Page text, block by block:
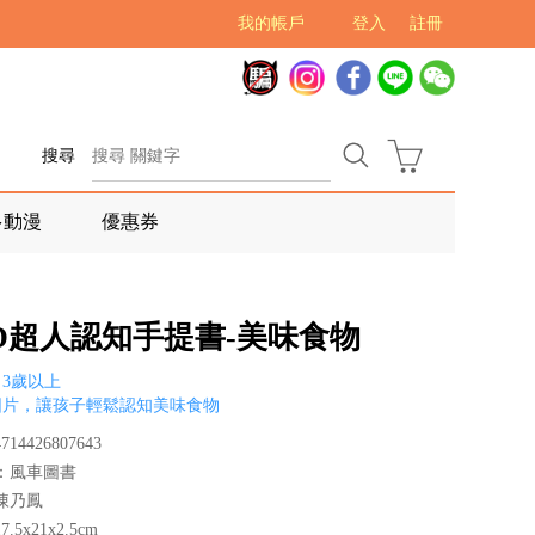
註冊
登入
我的帳戶
搜尋
漫 優惠券
超人認知手提書-美味食物
歲以上
，讓孩子輕鬆認知美味食物
風車圖書
乃鳳